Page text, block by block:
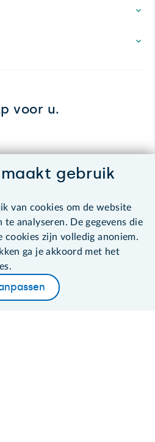
Delen Woordenboek
voor u.
gebruik
van cookies om de website
analyseren. De gegevens die
cookies zijn volledig anoniem.
ga je akkoord met het